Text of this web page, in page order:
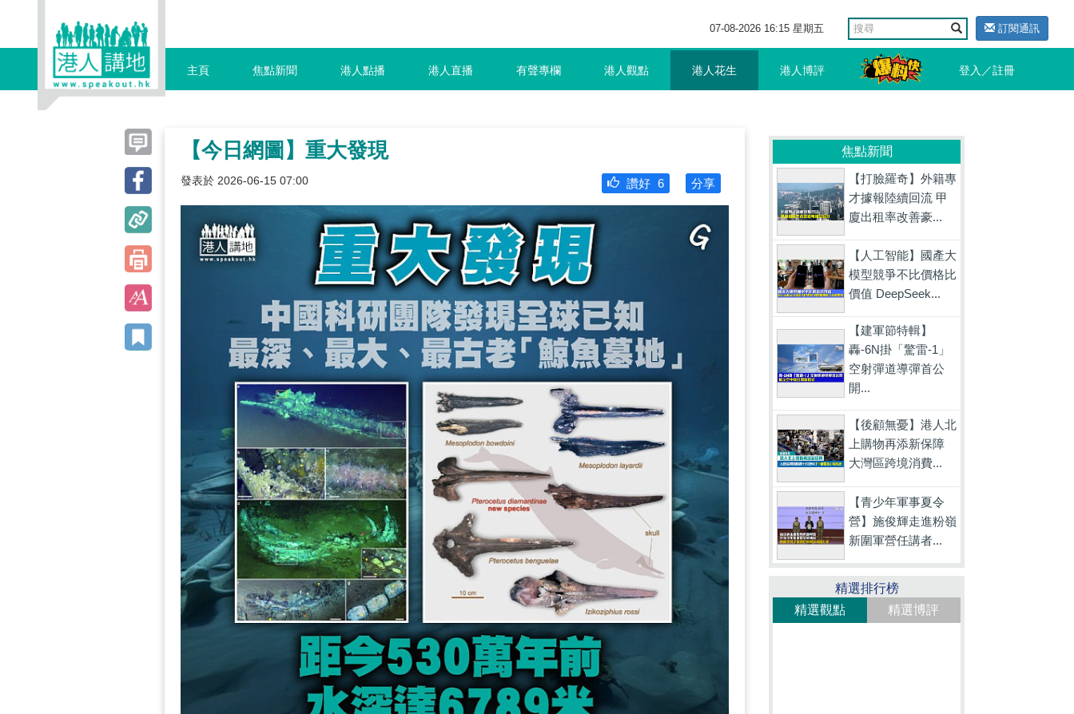
07-08-2026 16:15 星期五 訂閱通訊
主頁 焦點新聞 港人點播 港人直播 有聲專欄 港人觀點 港人花生 港人博評 登入／註冊
【今日網圖】重大發現
發表於 2026-06-15 07:00 分享
讚好 6
焦點新聞
【打臉羅奇】外籍專
才據報陸續回流 甲
廈出租率改善豪...
【人工智能】國產大
模型競爭不比價格比
價值 DeepSeek...
【建軍節特輯】
轟-6N掛「驚雷-1」
空射彈道導彈首公
開...
【後顧無憂】港人北
上購物再添新保障
大灣區跨境消費...
【青少年軍事夏令
營】施俊輝走進粉嶺
新圍軍營任講者...
精選排行榜
精選觀點
精選博評